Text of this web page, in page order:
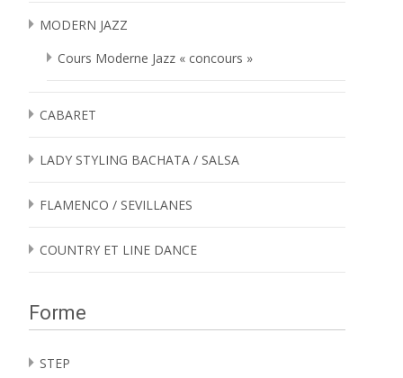
MODERN JAZZ
Cours Moderne Jazz « concours »
CABARET
LADY STYLING BACHATA / SALSA
FLAMENCO / SEVILLANES
COUNTRY ET LINE DANCE
Forme
STEP